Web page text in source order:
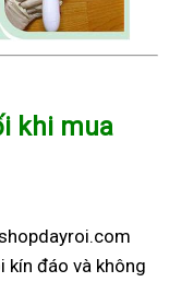
khi mua
đáo và không